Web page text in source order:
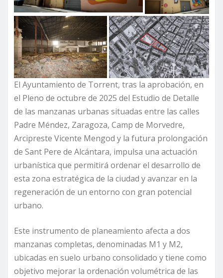
El Ayuntamiento de Torrent, tras la aprobación, en
el Pleno de octubre de 2025 del Estudio de Detalle
de las manzanas urbanas situadas entre las calles
Padre Méndez, Zaragoza, Camp de Morvedre,
Arcipreste Vicente Mengod y la futura prolongación
de Sant Pere de Alcántara, impulsa una actuación
urbanística que permitirá ordenar el desarrollo de
esta zona estratégica de la ciudad y avanzar en la
regeneración de un entorno con gran potencial
urbano.
Este instrumento de planeamiento afecta a dos
manzanas completas, denominadas M1 y M2,
ubicadas en suelo urbano consolidado y tiene como
objetivo mejorar la ordenación volumétrica de las